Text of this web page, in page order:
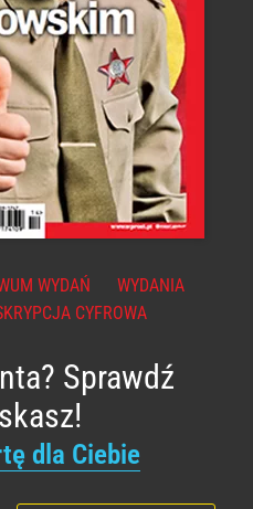
WYDAŃ
WYDANIA
CYFROWA
Sprawdź
dla Ciebie